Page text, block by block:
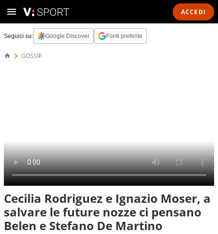
ACCEDI
Seguici su: Google Discover Fonti preferite
GOSSIP
Cecilia Rodriguez e Ignazio Moser, a
salvare le future nozze ci pensano
Belen e Stefano De Martino